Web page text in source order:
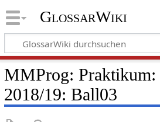
GlossarWiki
MMProg: Praktikum:
2018/19: Ball03